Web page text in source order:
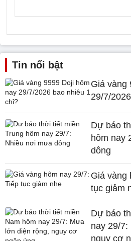
Tin nổi bật
Giá vàng
29/7/
Dự báo
hôm nay
dông
Giá vàng
tục giảm
Dự báo
nay 29/
nguy cơ